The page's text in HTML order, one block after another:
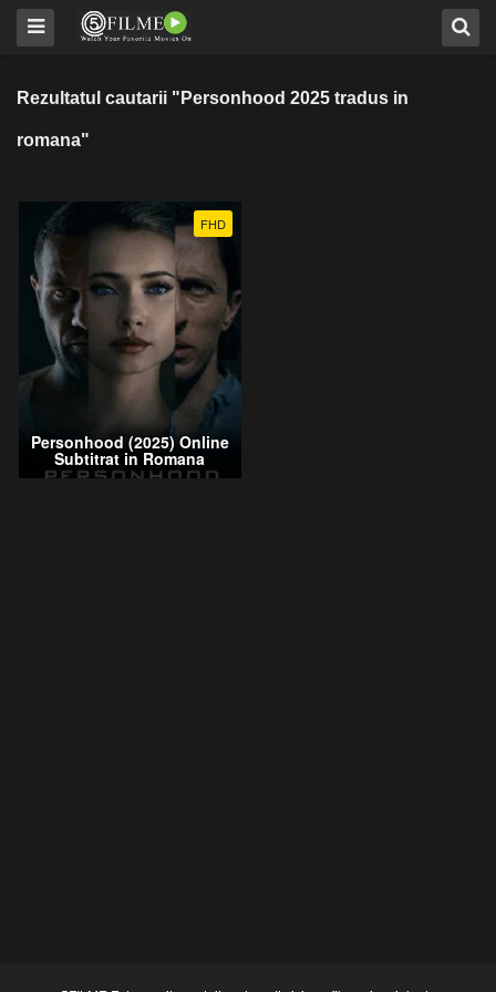
Rezultatul cautarii "Personhood 2025 tradus in
romana"
FHD
Personhood (2025) Online
Subtitrat in Romana